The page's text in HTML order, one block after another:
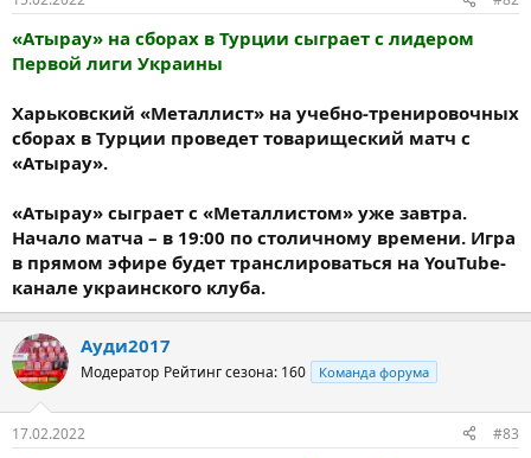
«Атырау» на сборах в Турции сыграет с лидером
Первой лиги Украины
Харьковский «Металлист» на учебно-тренировочных
сборах в Турции проведет товарищеский матч с
«Атырау».
«Атырау» сыграет с «Металлистом» уже завтра.
Начало матча – в 19:00 по столичному времени. Игра
в прямом эфире будет транслироваться на YouTube-
канале украинского клуба.
Ауди2017
Модератор Рейтинг сезона: 160 Команда форума
17.02.2022 #83